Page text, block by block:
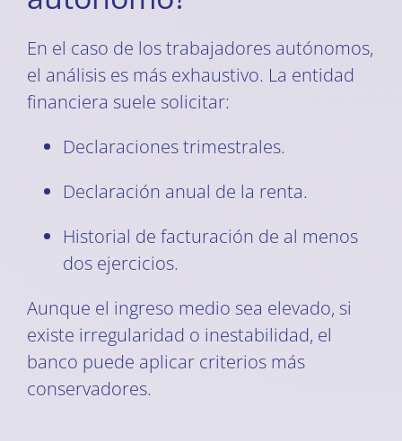
En el caso de los trabajadores autónomos,
el análisis es más exhaustivo. La entidad
financiera suele solicitar:
Declaraciones trimestrales.
Declaración anual de la renta.
Historial de facturación de al menos
dos ejercicios.
Aunque el ingreso medio sea elevado, si
existe irregularidad o inestabilidad, el
banco puede aplicar criterios más
conservadores.